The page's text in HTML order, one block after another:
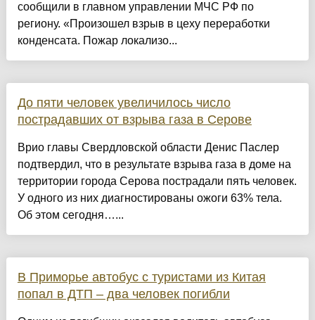
сообщили в главном управлении МЧС РФ по
региону. «Произошел взрыв в цеху переработки
конденсата. Пожар локализо...
До пяти человек увеличилось число
пострадавших от взрыва газа в Серове
Врио главы Свердловской области Денис Паслер
подтвердил, что в результате взрыва газа в доме на
территории города Серова пострадали пять человек.
У одного из них диагностированы ожоги 63% тела.
Об этом сегодня…...
В Приморье автобус с туристами из Китая
попал в ДТП – два человек погибли